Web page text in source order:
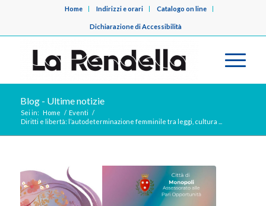
Home Indirizzi e orari Catalogo on line
Dichiarazione di Accessibilità
Blog - Ultime notizie
Sei in: Home / Eventi /
Diritti e libertà: l’autodeterminazione femminile tra leggi, cultura ...